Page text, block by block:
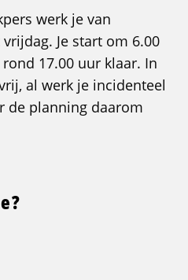
werk je van
Je start om 6.00
17.00 uur klaar. In
al werk je incidenteel
de planning daarom